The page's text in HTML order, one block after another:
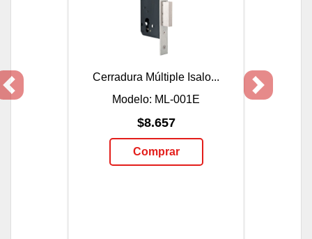
Cerradura Múltiple Isalo...
Modelo: ML-001E
$8.657
Comprar
Previous Next